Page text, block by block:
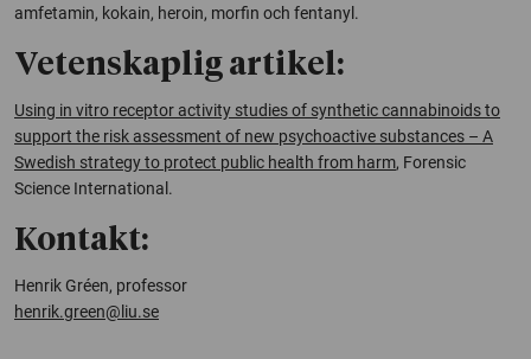
amfetamin, kokain, heroin, morfin och fentanyl.
Vetenskaplig artikel:
Using in vitro receptor activity studies of synthetic cannabinoids to
support the risk assessment of new psychoactive substances – A
Swedish strategy to protect public health from harm, Forensic
Science International .
Kontakt:
Henrik Gréen, professor
henrik.green@liu.se